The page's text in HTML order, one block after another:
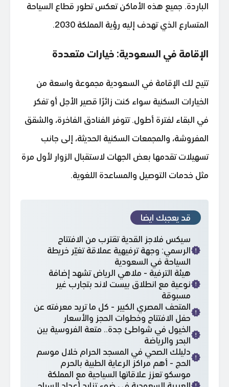
الباردة. جميع هذه الأماكن تعكس تطور قطاع السياحة
المتسارع الذي تهدف إليه رؤية المملكة 2030.
الإقامة في السعودية: خيارات متعددة
تتيح لك الإقامة في السعودية مجموعة واسعة من
الخيارات السكنية سواء كنت زائرًا قصير الأجل أو تفكر
في البقاء لفترة أطول. تتوفر الفنادق الفاخرة، والشقق
المفروشة، والمجمعات السكنية الحديثة، إلى جانب
تسهيلات تقدمها بعض الجهات لاستقبال الزوار لأول مرة
مثل خدمات التوصيل والمساعدة اللغوية.
قد يعجبك ايضا
سيكس فلاجز القدية تقترب من الافتتاح
الرسمي: وجهة ترفيهية عملاقة تغيّر خريطة
السياحة في السعودية
هيئة الترفية - ملاهي الرياض تشهد إضافة
نوعية مع انطلاق بيست لاند بتجارب غير
مسبوقة
المتحف المصري الكبير - كل ما تريد معرفته عن
حفل الافتتاح وخطوات الحجز والأسعار
الخيول في شواطئ جدة.. متعة الفروسية بين
البحر والرياضة
دليلك الصحي في المسجد الحرام خلال موسم
الحج - أهم مراكز الرعاية الطبية بالحرم
موسكو تعزز علاقاتها السياحية مع المملكة